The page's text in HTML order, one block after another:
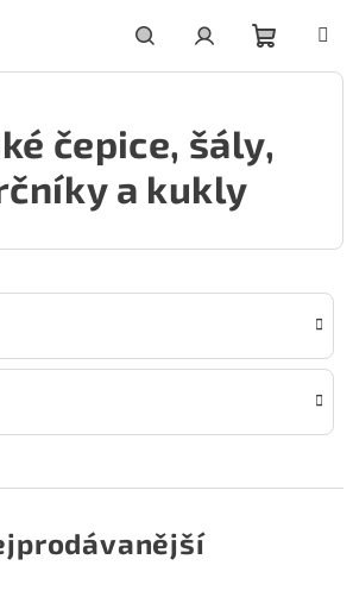
HledatPřihlášeníNákupní
košík
čepice, šály,
a kukly